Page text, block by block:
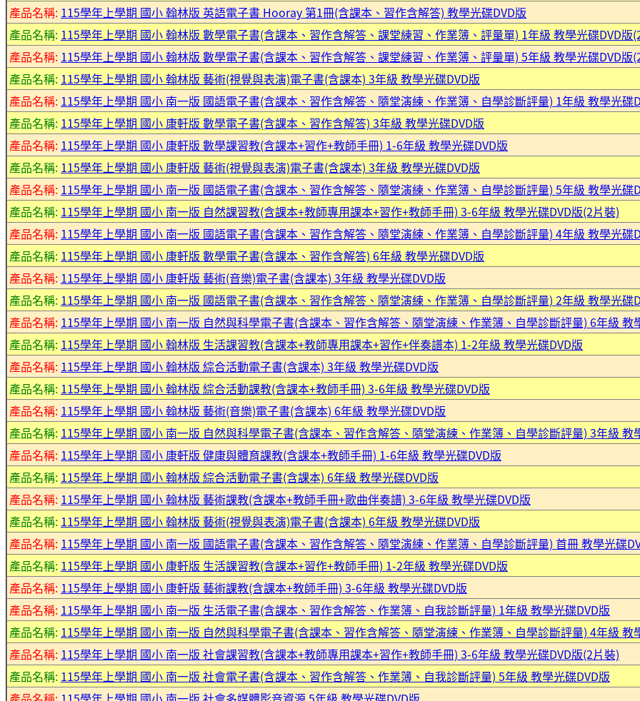
產品名稱: 115學年上學期 國小 翰林版 英語電子書 Hooray 第1冊(含課本、習作含解答) 教學光碟DVD版
產品名稱: 115學年上學期 國小 翰林版 數學電子書(含課本、習作含解答、課堂練習、作業簿、評量單) 1年級 教學光碟DVD版
產品名稱: 115學年上學期 國小 翰林版 數學電子書(含課本、習作含解答、課堂練習、作業簿、評量單) 5年級 教學光碟DVD版
產品名稱: 115學年上學期 國小 翰林版 藝術(視覺與表演)電子書(含課本) 3年級 教學光碟DVD版
產品名稱: 115學年上學期 國小 南一版 國語電子書(含課本、習作含解答、隨堂演練、作業簿、自學診斷評量) 1年級 教學光碟
產品名稱: 115學年上學期 國小 康軒版 數學電子書(含課本、習作含解答) 3年級 教學光碟DVD版
產品名稱: 115學年上學期 國小 康軒版 數學課習教(含課本+習作+教師手冊) 1-6年級 教學光碟DVD版
產品名稱: 115學年上學期 國小 康軒版 藝術(視覺與表演)電子書(含課本) 3年級 教學光碟DVD版
產品名稱: 115學年上學期 國小 南一版 國語電子書(含課本、習作含解答、隨堂演練、作業簿、自學診斷評量) 5年級 教學光碟
產品名稱: 115學年上學期 國小 南一版 自然課習教(含課本+教師專用課本+習作+教師手冊) 3-6年級 教學光碟DVD版(2片裝)
產品名稱: 115學年上學期 國小 南一版 國語電子書(含課本、習作含解答、隨堂演練、作業簿、自學診斷評量) 4年級 教學光碟
產品名稱: 115學年上學期 國小 康軒版 數學電子書(含課本、習作含解答) 6年級 教學光碟DVD版
產品名稱: 115學年上學期 國小 康軒版 藝術(音樂)電子書(含課本) 3年級 教學光碟DVD版
產品名稱: 115學年上學期 國小 南一版 國語電子書(含課本、習作含解答、隨堂演練、作業簿、自學診斷評量) 2年級 教學光碟
產品名稱: 115學年上學期 國小 南一版 自然與科學電子書(含課本、習作含解答、隨堂演練、作業簿、自學診斷評量) 6年級 教
產品名稱: 115學年上學期 國小 翰林版 生活課習教(含課本+教師專用課本+習作+伴奏譜本) 1-2年級 教學光碟DVD版
產品名稱: 115學年上學期 國小 翰林版 綜合活動電子書(含課本) 3年級 教學光碟DVD版
產品名稱: 115學年上學期 國小 翰林版 綜合活動課教(含課本+教師手冊) 3-6年級 教學光碟DVD版
產品名稱: 115學年上學期 國小 翰林版 藝術(音樂)電子書(含課本) 6年級 教學光碟DVD版
產品名稱: 115學年上學期 國小 南一版 自然與科學電子書(含課本、習作含解答、隨堂演練、作業簿、自學診斷評量) 3年級 教
產品名稱: 115學年上學期 國小 康軒版 健康與體育課教(含課本+教師手冊) 1-6年級 教學光碟DVD版
產品名稱: 115學年上學期 國小 翰林版 綜合活動電子書(含課本) 6年級 教學光碟DVD版
產品名稱: 115學年上學期 國小 翰林版 藝術課教(含課本+教師手冊+歌曲伴奏譜) 3-6年級 教學光碟DVD版
產品名稱: 115學年上學期 國小 翰林版 藝術(視覺與表演)電子書(含課本) 6年級 教學光碟DVD版
產品名稱: 115學年上學期 國小 南一版 國語電子書(含課本、習作含解答、隨堂演練、作業簿、自學診斷評量) 首冊 教學光碟
產品名稱: 115學年上學期 國小 康軒版 生活課習教(含課本+習作+教師手冊) 1-2年級 教學光碟DVD版
產品名稱: 115學年上學期 國小 康軒版 藝術課教(含課本+教師手冊) 3-6年級 教學光碟DVD版
產品名稱: 115學年上學期 國小 南一版 生活電子書(含課本、習作含解答、作業簿、自我診斷評量) 1年級 教學光碟DVD版
產品名稱: 115學年上學期 國小 南一版 自然與科學電子書(含課本、習作含解答、隨堂演練、作業簿、自學診斷評量) 4年級 教
產品名稱: 115學年上學期 國小 南一版 社會課習教(含課本+教師專用課本+習作+教師手冊) 3-6年級 教學光碟DVD版(2片裝)
產品名稱: 115學年上學期 國小 南一版 社會電子書(含課本、習作含解答、作業簿、自我診斷評量) 5年級 教學光碟DVD版